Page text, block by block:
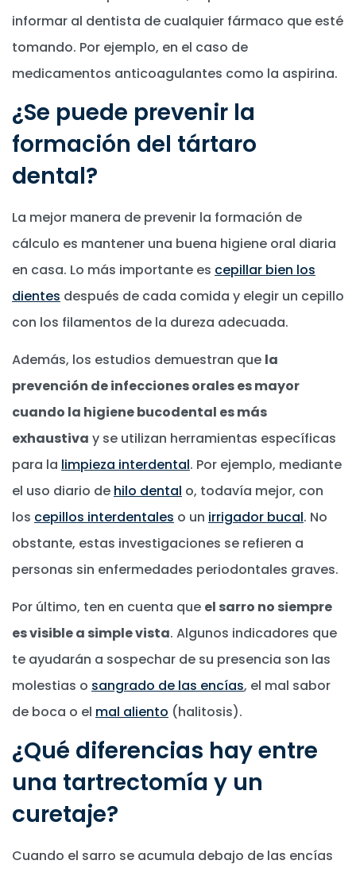
informar al dentista de cualquier fármaco que esté
tomando. Por ejemplo, en el caso de
medicamentos anticoagulantes como la aspirina.
¿Se puede prevenir la
formación del tártaro
dental?
La mejor manera de prevenir la formación de
cálculo es mantener una buena higiene oral diaria
en casa. Lo más importante es cepillar bien los
dientes después de cada comida y elegir un cepillo
con los filamentos de la dureza adecuada.
Además, los estudios demuestran que la
prevención de infecciones orales es mayor
cuando la higiene bucodental es más
exhaustiva y se utilizan herramientas específicas
para la limpieza interdental. Por ejemplo, mediante
el uso diario de hilo dental o, todavía mejor, con
los cepillos interdentales o un irrigador bucal. No
obstante, estas investigaciones se refieren a
personas sin enfermedades periodontales graves.
Por último, ten en cuenta que el sarro no siempre
es visible a simple vista. Algunos indicadores que
te ayudarán a sospechar de su presencia son las
molestias o sangrado de las encías, el mal sabor
de boca o el mal aliento (halitosis).
¿Qué diferencias hay entre
una tartrectomía y un
curetaje?
Cuando el sarro se acumula debajo de las encías